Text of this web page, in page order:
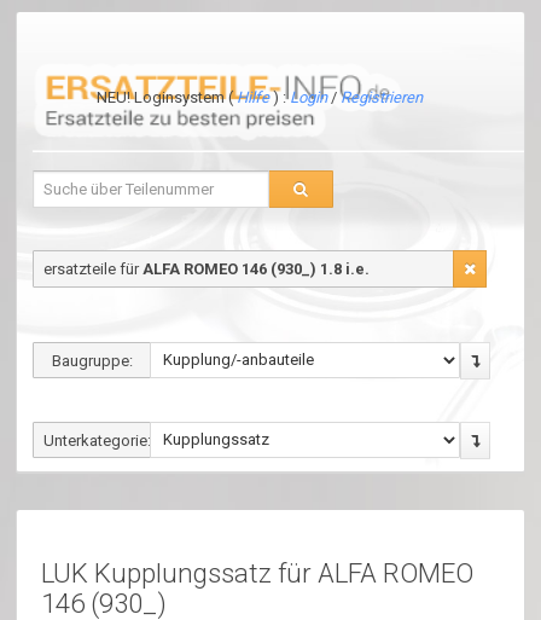
NEU! Loginsystem (Hilfe) :Login /Registrieren
ersatzteile fürALFA ROMEO 146 (930_) 1.8 i.e.
Baugruppe:
Unterkategorie:
LUK Kupplungssatz für ALFA ROMEO
146 (930_)